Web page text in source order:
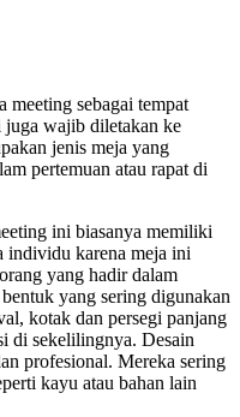
meeting sebagai tempat
juga wajib diletakan ke
jenis meja yang
pertemuan atau rapat di
ini biasanya memiliki
individu karena meja ini
yang hadir dalam
yang sering digunakan
kotak dan persegi panjang
di sekelilingnya. Desain
profesional. Mereka sering
kayu atau bahan lain